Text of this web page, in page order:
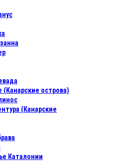
(Канарские острова)
(Канарские
Каталонии